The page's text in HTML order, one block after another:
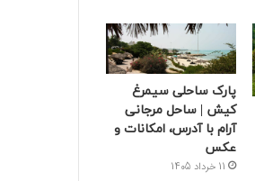
پارک ساحلی سیمرغ
کیش | ساحل مرجانی
آرام با آدرس، امکانات و
عکس
11 خرداد 1405